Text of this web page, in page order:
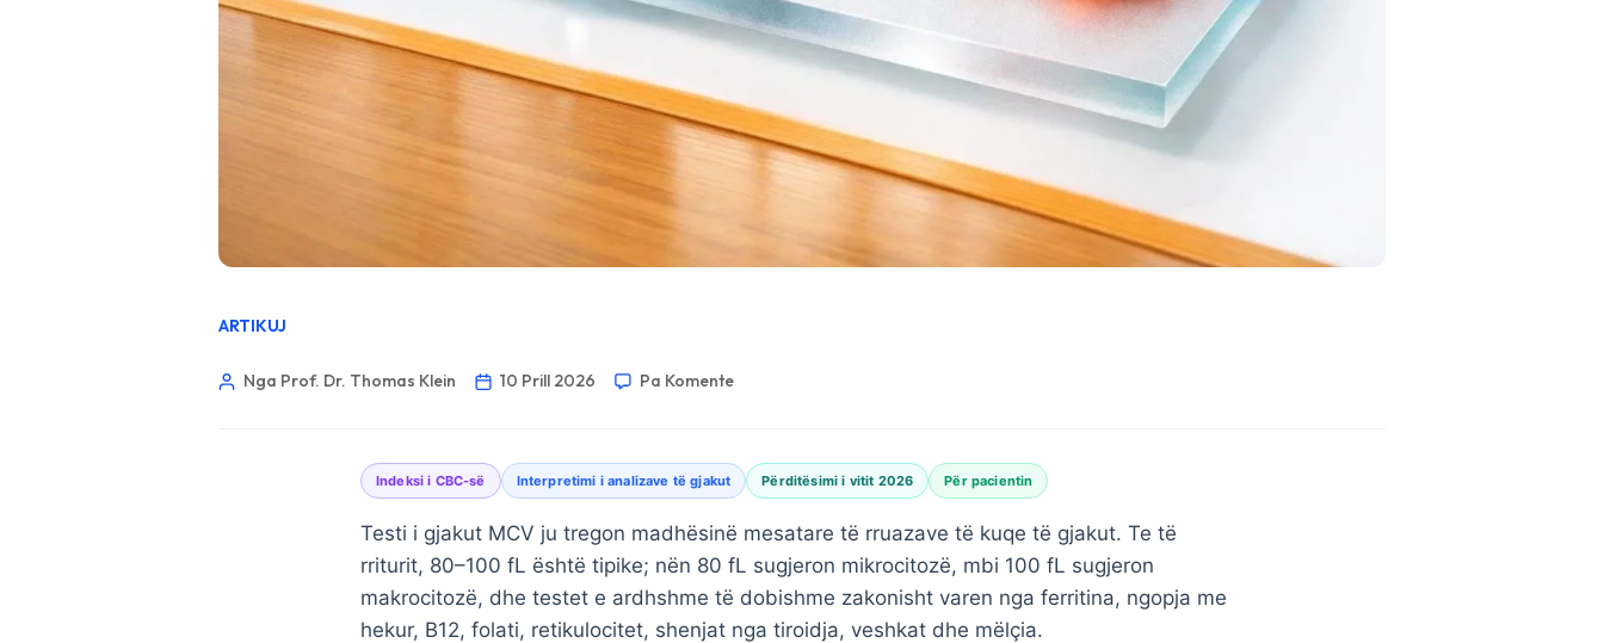
ARTIKUJ
Nga Prof. Dr. Thomas Klein 10 Prill 2026 Pa Komente
Indeksi i CBC-së Interpretimi i analizave të gjakut Përditësimi i vitit 2026 Për pacientin
Testi i gjakut MCV ju tregon madhësinë mesatare të rruazave të kuqe të gjakut. Te të
rriturit, 80–100 fL është tipike; nën 80 fL sugjeron mikrocitozë, mbi 100 fL sugjeron
makrocitozë, dhe testet e ardhshme të dobishme zakonisht varen nga ferritina, ngopja me
hekur, B12, folati, retikulocitet, shenjat nga tiroidja, veshkat dhe mëlçia.